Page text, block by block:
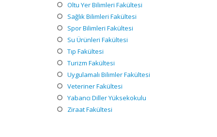
Oltu Yer Bilimleri Fakültesi
Sağlık Bilimleri Fakültesi
Spor Bilimleri Fakültesi
Su Ürünleri Fakültesi
Tıp Fakültesi
Turizm Fakültesi
Uygulamalı Bilimler Fakültesi
Veteriner Fakültesi
Yabancı Diller Yüksekokulu
Ziraat Fakültesi